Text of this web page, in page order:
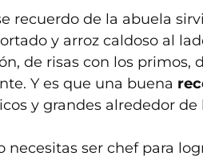
recuerdo de la abuela
y arroz caldoso al
de risas con los primos,
Y es que una buena
y grandes alrededor de
necesitas ser chef para